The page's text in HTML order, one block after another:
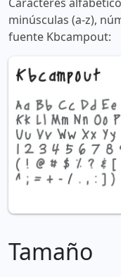
Caracteres
minúsculas (a-z),
fuente Kbcampout:
Tamaño